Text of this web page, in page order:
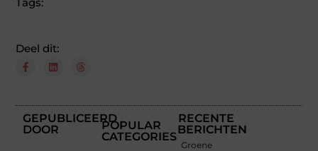
Deel dit:
GEPUBLICEERD
DOOR
POPULAR
CATEGORIES
RECENTE
BERICHTEN
Groene